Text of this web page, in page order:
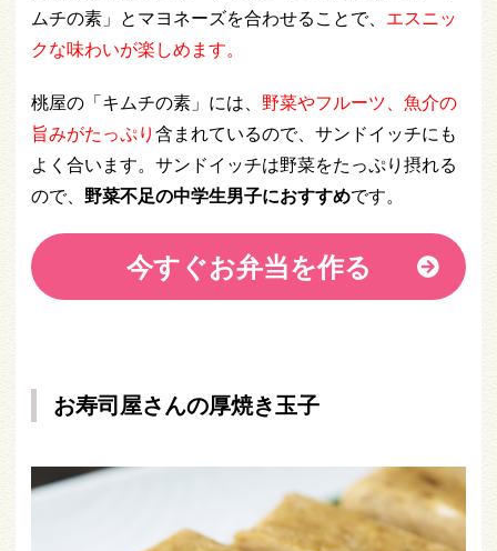
ムチの素」とマヨネーズを合わせることで、 エスニッ
クな味わいが楽しめます。
桃屋の「キムチの素」には、 野菜やフルーツ、魚介の
旨みがたっぷり含まれているので、サンドイッチにも
よく合います。サンドイッチは野菜をたっぷり摂れる
ので、 野菜不足の中学生男子におすすめです。
今すぐお弁当を作る
お寿司屋さんの厚焼き玉子